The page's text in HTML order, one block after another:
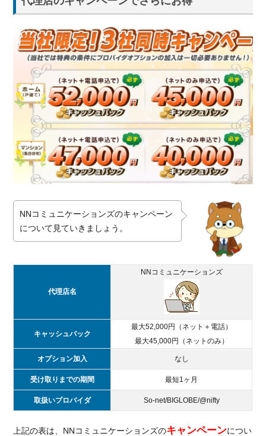
NNコミュニケーションズのキャンペーン
について見ていきましょう。
代理店名
NNコミュニケーションズ
キャッシュバック
最大52,000円（ネット＋電話）
最大45,000円（ネットのみ）
オプション加入 なし
受け取りまでの期間 最短1ヶ月
取扱いプロバイダ So-net/BIGLOBE/@nifty
上記の表は、NNコミュニケーションズのキャンペーンについ